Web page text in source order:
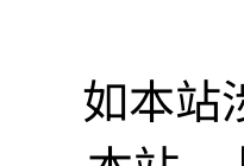
如本站